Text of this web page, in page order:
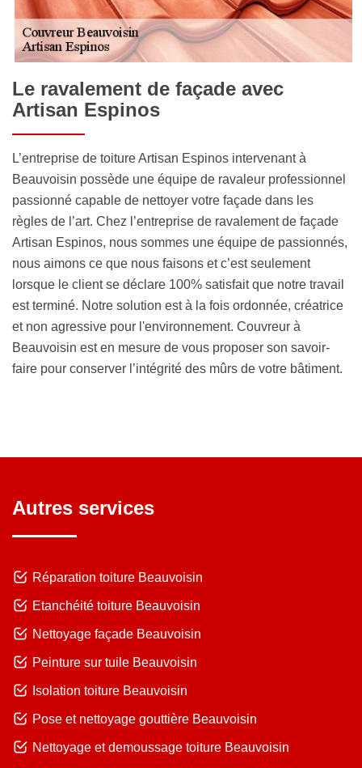
Le ravalement de façade avec
Artisan Espinos
L’entreprise de toiture Artisan Espinos intervenant à
Beauvoisin possède une équipe de ravaleur professionnel
passionné capable de nettoyer votre façade dans les
règles de l’art. Chez l’entreprise de ravalement de façade
Artisan Espinos, nous sommes une équipe de passionnés,
nous aimons ce que nous faisons et c’est seulement
lorsque le client se déclare 100% satisfait que notre travail
est terminé. Notre solution est à la fois ordonnée, créatrice
et non agressive pour l'environnement. Couvreur à
Beauvoisin est en mesure de vous proposer son savoir-
faire pour conserver l’intégrité des mûrs de votre bâtiment.
Autres services
Réparation toiture Beauvoisin
Etanchéité toiture Beauvoisin
Nettoyage façade Beauvoisin
Peinture sur tuile Beauvoisin
Isolation toiture Beauvoisin
Pose et nettoyage gouttière Beauvoisin
Nettoyage et demoussage toiture Beauvoisin